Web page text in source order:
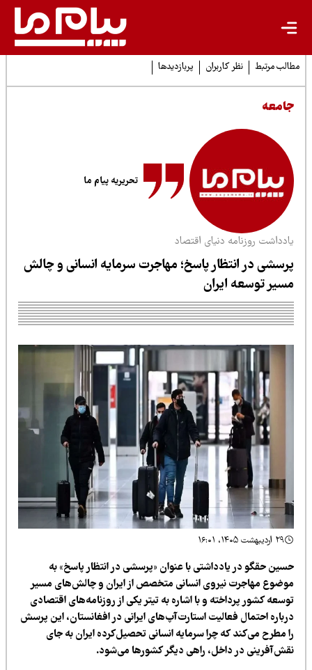
مرتبط نظر کاربران پربازدیدها
تحریریه پیام ما
روزنامه دنیای اقتصاد
در انتظار پاسخ؛ مهاجرت سرمایه انسانی و چالش
توسعه ایران
حقگو در یادداشتی با عنوان «پرسشی در انتظار پاسخ» به
مهاجرت نیروی انسانی متخصص از ایران و چالش‌های مسیر
کشور پرداخته و با اشاره به تیتر یکی از روزنامه‌های اقتصادی
احتمال فعالیت استارت‌آپ‌های ایرانی در افغانستان، این پرسش
مطرح می‌کند که چرا سرمایه انسانی تحصیل‌کرده ایران به جای
در داخل، راهی دیگر کشورها می‌شود.